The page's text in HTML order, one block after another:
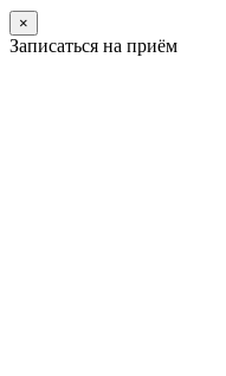
×
Записаться на приём